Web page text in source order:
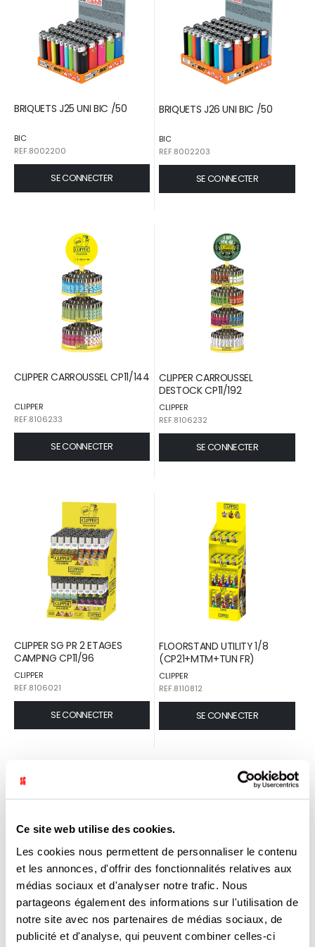
Ce site web utilise des cookies.
Les cookies nous permettent de personnaliser le contenu
et les annonces, d'offrir des fonctionnalités relatives aux
médias sociaux et d'analyser notre trafic. Nous
partageons également des informations sur l'utilisation de
notre site avec nos partenaires de médias sociaux, de
publicité et d'analyse, qui peuvent combiner celles-ci
BRIQUETS J25 UNI BIC /50
BIC
REF.8002200
SE CONNECTER
BRIQUETS J26 UNI BIC /50
BIC
REF.8002203
SE CONNECTER
CLIPPER CARROUSSEL CP11/144
CLIPPER
REF.8106233
SE CONNECTER
CLIPPER CARROUSSEL
DESTOCK CP11/192
CLIPPER
REF.8106232
SE CONNECTER
CLIPPER SG PR 2 ETAGES
CAMPING CP11/96
CLIPPER
REF.8106021
SE CONNECTER
FLOORSTAND UTILITY 1/8
(CP21+MTM+TUN FR)
CLIPPER
REF.8110812
SE CONNECTER
CLIPPER UNI CP22 SOLID
BRANDED /48
CLIPPER
CLIPPER SG CARROUSEL
AUTOMNE CP11 /144